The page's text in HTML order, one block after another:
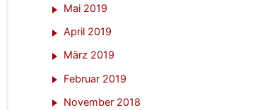
Mai 2019
April 2019
März 2019
Februar 2019
November 2018